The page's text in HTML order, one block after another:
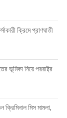
ক্রিমে প্রাণঘাতী
ভূমিকা নিয়ে পররাষ্ট্র
ক্রিমিনাল মিস মামলা,